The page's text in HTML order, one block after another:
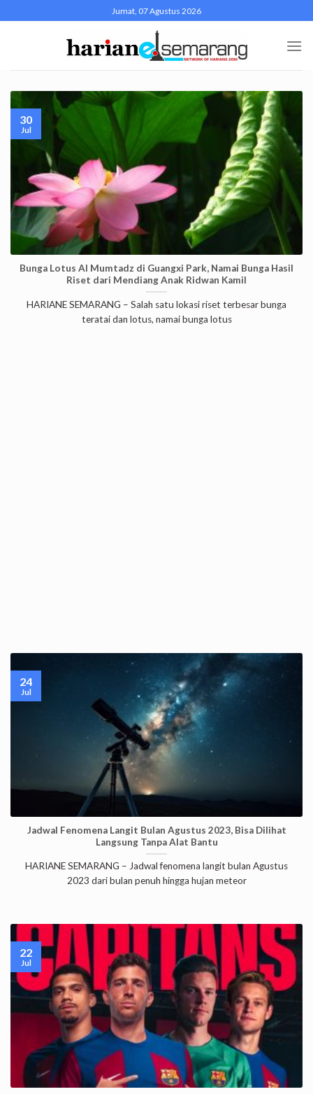
to
Jumat, 07 Agustus 2026
Bunga Lotus Al Mumtadz di Guangxi Park, Namai Bunga Hasil
Riset dari Mendiang Anak Ridwan Kamil
HARIANE SEMARANG – Salah satu lokasi riset terbesar bunga
teratai dan lotus, namai bunga lotus
30
Jul
Jadwal Fenomena Langit Bulan Agustus 2023, Bisa Dilihat
Langsung Tanpa Alat Bantu
HARIANE SEMARANG – Jadwal fenomena langit bulan Agustus
2023 dari bulan penuh hingga hujan meteor
24
Jul
22
Jul